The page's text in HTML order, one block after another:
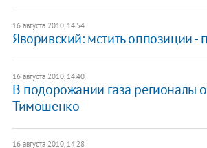
16 августа 2010, 14:54
Яворивский: мстить оппозиции -
16 августа 2010, 14:40
В подорожании газа регионалы
Тимошенко
16 августа 2010, 14:28